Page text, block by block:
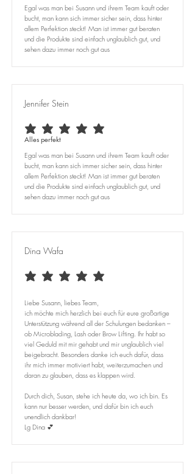
Egal was man bei Susann und ihrem Team kauft oder
bucht, man kann sich immer sicher sein, dass hinter
allem Perfektion steckt! Man ist immer gut beraten
und die Produkte sind einfach unglaublich gut, und
sehen dazu immer noch gut aus
Jennifer Stein
durchschnittliches Rating ist 5 von 5
Alles perfekt
Egal was man bei Susann und ihrem Team kauft oder
bucht, man kann sich immer sicher sein, dass hinter
allem Perfektion steckt! Man ist immer gut beraten
und die Produkte sind einfach unglaublich gut, und
sehen dazu immer noch gut aus
Dina Wafa
durchschnittliches Rating ist 5 von 5
Liebe Susann, liebes Team,
ich möchte mich herzlich bei euch für eure großartige
Unterstützung während all der Schulungen bedanken –
ob Microblading, Lash oder Brow Lifting. Ihr habt so
viel Geduld mit mir gehabt und mir unglaublich viel
beigebracht. Besonders danke ich euch dafür, dass
ihr mich immer motiviert habt, weiterzumachen und
daran zu glauben, dass es klappen wird.
Durch dich, Susan, stehe ich heute da, wo ich bin. Es
kann nur besser werden, und dafür bin ich euch
unendlich dankbar!
Lg Dina 💕